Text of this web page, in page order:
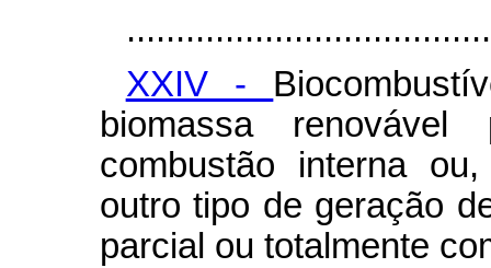
XXIV -
biomassa
combustão interna
outro tipo de geração
parcial ou totalmente